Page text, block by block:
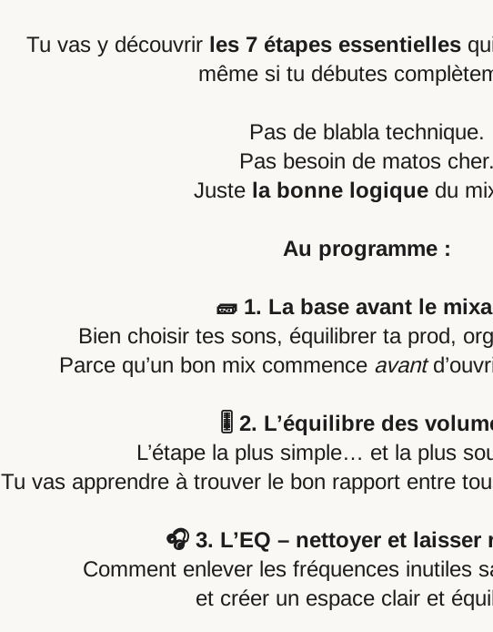
Tu vas y découvrir les 7 étapes essentielles
même si tu débutes
Pas de blabla technique.
Pas besoin de matos cher.
Juste la bonne logiquedu
Au programme :
🧱 1. La base avant le
Bien choisir tes sons, équilibrer ta prod,
Parce qu’un bon mix commence avant
🎚️ 2. L’équilibre des
L’étape la plus simple… et la plus
Tu vas apprendre à trouver le bon rapport entre
🎧 3. L’EQ – nettoyer et laisser
Comment enlever les fréquences inutiles
et créer un espace clair et